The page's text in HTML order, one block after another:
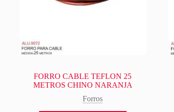
FORRO CABLE TEFLON 25
METROS CHINO NARANJA
Forros